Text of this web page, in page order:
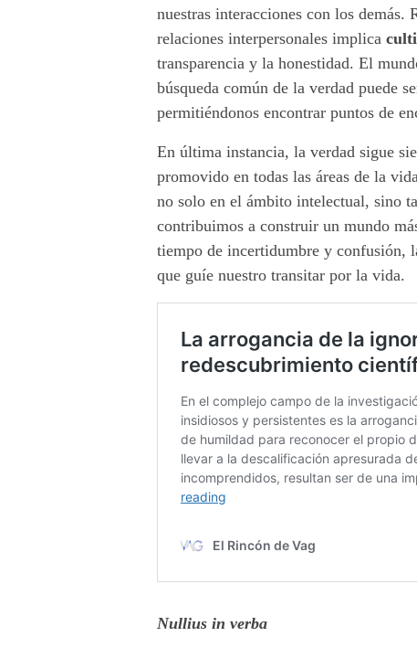
nuestras interacciones con los demás.
relaciones interpersonales implica
transparencia y la honestidad. El
búsqueda común de la verdad puede
permitiéndonos encontrar puntos de
En última instancia, la verdad sigue
promovido en todas las áreas de la
no solo en el ámbito intelectual, sino
contribuimos a construir un mundo
tiempo de incertidumbre y confusión,
que guíe nuestro transitar por la vida.
Nullius in verba